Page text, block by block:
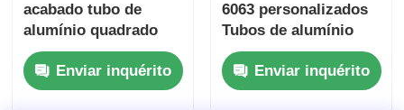
acabado tubo de
alumínio quadrado
decorativo, tubo de
alumínio retangular
Enviar inquérito
6063 personalizados
Tubos de alumínio
quadrados
resistentes à
corrosão
Enviar inquérito